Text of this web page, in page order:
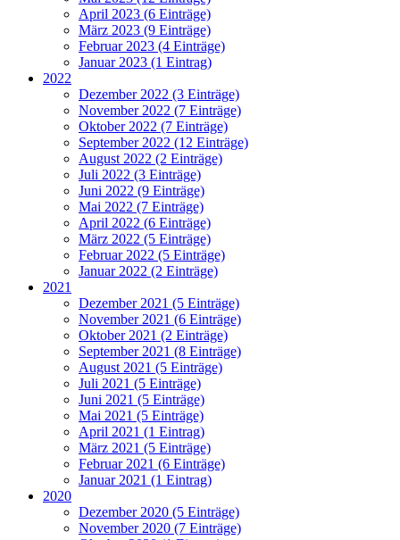
April 2023 (6 Einträge)
März 2023 (9 Einträge)
Februar 2023 (4 Einträge)
Januar 2023 (1 Eintrag)
2022
Dezember 2022 (3 Einträge)
November 2022 (7 Einträge)
Oktober 2022 (7 Einträge)
September 2022 (12 Einträge)
August 2022 (2 Einträge)
Juli 2022 (3 Einträge)
Juni 2022 (9 Einträge)
Mai 2022 (7 Einträge)
April 2022 (6 Einträge)
März 2022 (5 Einträge)
Februar 2022 (5 Einträge)
Januar 2022 (2 Einträge)
2021
Dezember 2021 (5 Einträge)
November 2021 (6 Einträge)
Oktober 2021 (2 Einträge)
September 2021 (8 Einträge)
August 2021 (5 Einträge)
Juli 2021 (5 Einträge)
Juni 2021 (5 Einträge)
Mai 2021 (5 Einträge)
April 2021 (1 Eintrag)
März 2021 (5 Einträge)
Februar 2021 (6 Einträge)
Januar 2021 (1 Eintrag)
2020
Dezember 2020 (5 Einträge)
November 2020 (7 Einträge)